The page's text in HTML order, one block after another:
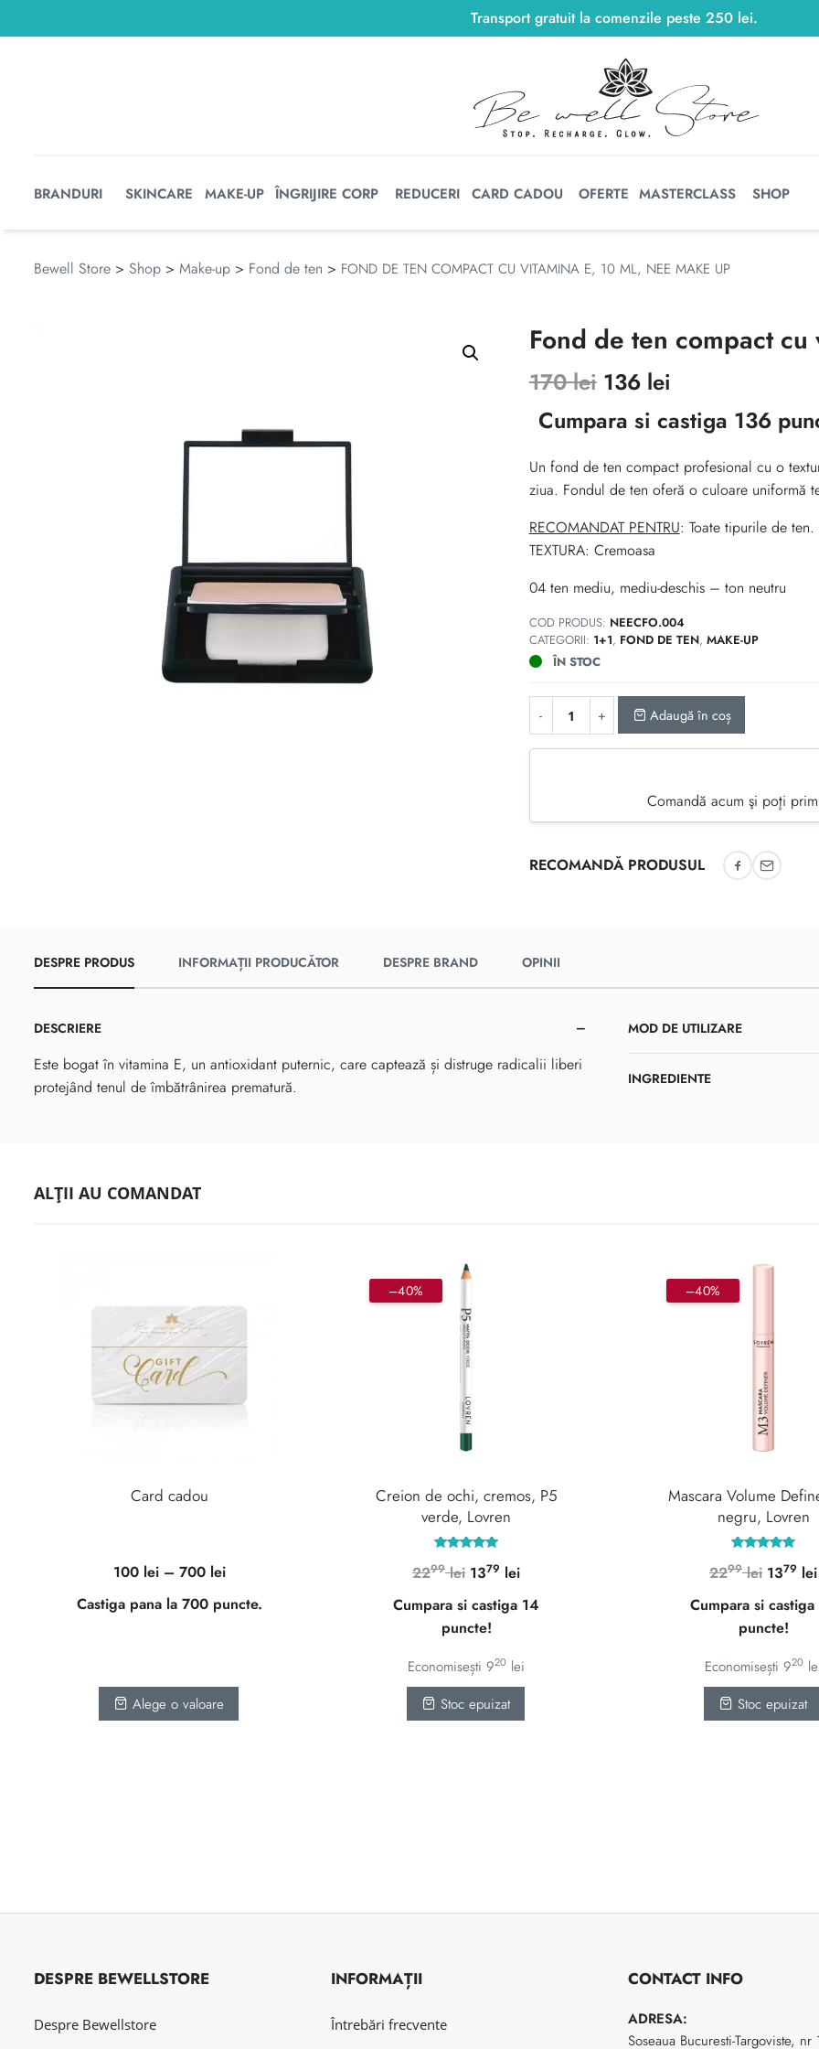
Transport gratuit la comenzile peste 250 lei.
250 lei
BRANDURI SKINCARE MAKE-UP ÎNGRIJIRE CORP REDUCERI CARD CADOU OFERTE MASTERCLASS SHOP
Bewell Store > Shop > Make-up > Fond de ten > FOND DE TEN COMPACT CU VITAMINA E, 10 ML, NEE MAKE UP
Fond de ten compact
170lei Prețul
inițial
fost:
170 lei.
136 lei
curent
136 lei.
Cumpara si castiga 136
Un fond de ten compact profesional cu o
ziua. Fondul de ten oferă o culoare uniformă
RECOMANDAT PENTRU: Toate tipurile de
TEXTURA: Cremoasa
04 ten mediu, mediu-deschis – ton neutru
COD PRODUS: NEECFO.004
CATEGORII: 1+1, FOND DE TEN, MAKE-UP
ÎN STOC
Adaugă în coș
Comandă acum şi poţi
RECOMANDĂ PRODUSUL
Recomandă
DESPRE PRODUS INFORMAȚII PRODUCĂTOR DESPRE BRAND OPINII
DESCRIERE
Este bogat în vitamina E, un antioxidant puternic, care captează și distruge radicalii liberi
protejând tenul de îmbătrânirea prematură.
MOD DE UTILIZARE
INGREDIENTE
ALȚII AU COMANDAT
Card cadou
100 lei – 700 leiInterval
prețuri:
la
Castiga pana la 700 puncte.
Alege o valoare
–40%
Creion de ochi, cremos, P5
verde, Lovren
5.00
din 5
2299 lei Prețul
inițial
a
fost:
2299 lei.
1379 leiPrețul
curent
Cumpara si castiga 14
puncte!
Economisești 920 lei
Stoc epuizat
–40%
Mascara Volume
negru, Lovren
5.00
din 5
2299 lei Prețul
inițial
a
fost:
2299
1379 lei
Cumpara si castiga
puncte!
Economisești 920
Stoc epuizat
DESPRE BEWELLSTORE
Despre Bewellstore
INFORMAȚII
Întrebări frecvente
CONTACT INFO
ADRESA:
Soseaua Bucuresti-Targoviste,